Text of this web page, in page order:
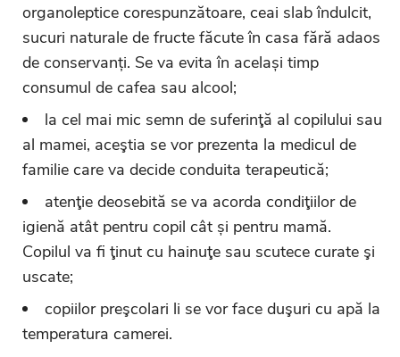
organoleptice corespunzătoare, ceai slab îndulcit,
sucuri naturale de fructe făcute în casa fără adaos
de conservanți. Se va evita în același timp
consumul de cafea sau alcool;
la cel mai mic semn de suferinţă al copilului sau
al mamei, aceştia se vor prezenta la medicul de
familie care va decide conduita terapeutică;
atenţie deosebită se va acorda condiţiilor de
igienă atât pentru copil cât și pentru mamă.
Copilul va fi ţinut cu hainuţe sau scutece curate şi
uscate;
copiilor preşcolari li se vor face duşuri cu apă la
temperatura camerei.